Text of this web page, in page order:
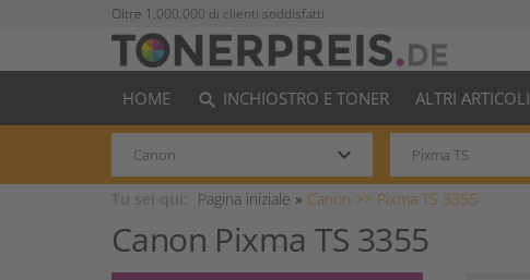
Oltre 1.000.000 di clienti soddisfatti
HOME search INCHIOSTRO E TONER ALTRI ARTICOLI
keyboard_arrow_down
Pagina iniziale » Canon >> Pixma TS 3355
Canon Pixma TS 3355